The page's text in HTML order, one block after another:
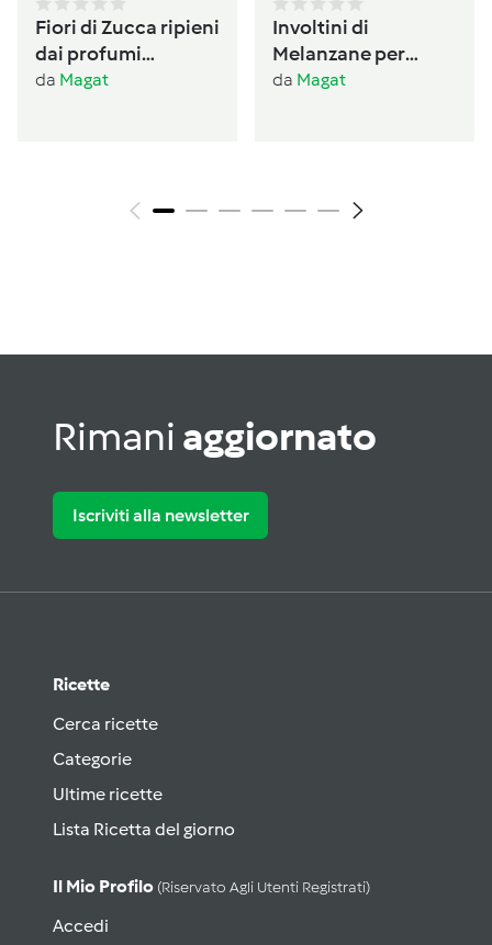
Fiori di Zucca ripieni
dai profumi
Ogliastrini
da Magat
Involtini di
Melanzane per
antipasto /conserva
da Magat
Rimani aggiornato
Iscriviti alla newsletter
Ricette
Cerca ricette
Categorie
Ultime ricette
Lista Ricetta del giorno
Il Mio Profilo (riservato Agli Utenti Registrati)
Accedi